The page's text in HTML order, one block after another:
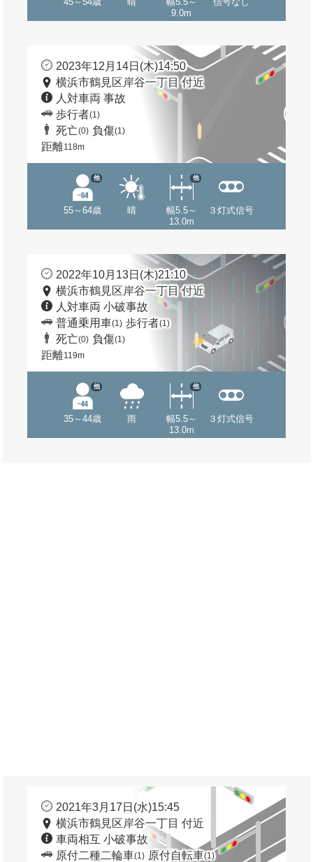
9.0m
2023年12月14日(木)14:50
横浜市鶴見区岸谷一丁目 付近
人対車両 事故
歩行者(1)
死亡(0) 負傷(1)
距離118m
55～64歳
他
晴
幅5.5～
13.0m
他
３灯式信号
2022年10月13日(木)21:10
横浜市鶴見区岸谷一丁目 付近
人対車両 小破事故
普通乗用車(1) 歩行者(1)
死亡(0) 負傷(1)
距離119m
35～44歳
他
雨
幅5.5～
13.0m
他
３灯式信号
2021年3月17日(水)15:45
横浜市鶴見区岸谷一丁目 付近
車両相互 小破事故
原付二種二輪車(1) 原付自転車(1)